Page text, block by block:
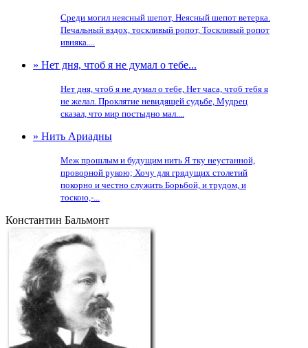
Среди могил неясный шепот, Неясный шепот ветерка.
Печальный вздох, тоскливый ропот, Тоскливый ропот
ивняка....
» Нет дня, чтоб я не думал о тебе...
Нет дня, чтоб я не думал о тебе, Нет часа, чтоб тебя я
не желал. Проклятие невидящей судьбе, Мудрец
сказал, что мир постыдно мал....
» Нить Ариадны
Меж прошлым и будущим нить Я тку неустанной,
проворной рукою; Хочу для грядущих столетий
покорно и честно служить Борьбой, и трудом, и
тоскою,-...
Константин Бальмонт